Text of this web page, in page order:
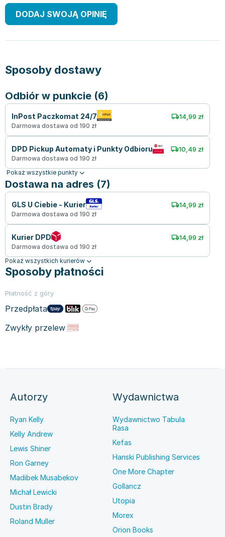
DODAJ SWOJĄ OPINIĘ
Sposoby dostawy
Odbiór w punkcie (6)
InPost Paczkomat 24/7 14,99 zł
Darmowa dostawa od 190 zł
DPD Pickup Automaty i Punkty Odbioru 10,49 zł
Darmowa dostawa od 190 zł
Pokaż wszystkie punkty
Dostawa na adres (7)
GLS U Ciebie - Kurier 14,99 zł
Darmowa dostawa od 190 zł
Kurier DPD 14,99 zł
Darmowa dostawa od 190 zł
Pokaż wszystkich kurierów
Sposoby płatności
Płatność z góry
Przedpłata
Zwykły przelew
Autorzy
Ryan Kelly
Kelly Andrew
Lewis Shiner
Ron Garney
Madibek Musabekov
Michał Lewicki
Dustin Brady
Roland Muller
Wydawnictwa
Wydawnictwo Tabula
Rasa
Kefas
Hanski Publishing Services
One More Chapter
Gollancz
Utopia
Morex
Orion Books